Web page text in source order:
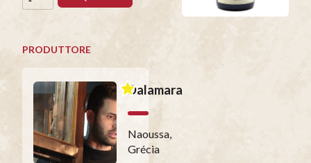
PRODUTTORE
Dalamara
Naoussa,
Grécia